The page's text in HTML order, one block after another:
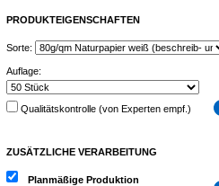
PRODUKTEIGENSCHAFTEN
Sorte:
Auflage:
Qualitätskontrolle (von Experten empf.)
ZUSÄTZLICHE VERARBEITUNG
Planmäßige Produktion